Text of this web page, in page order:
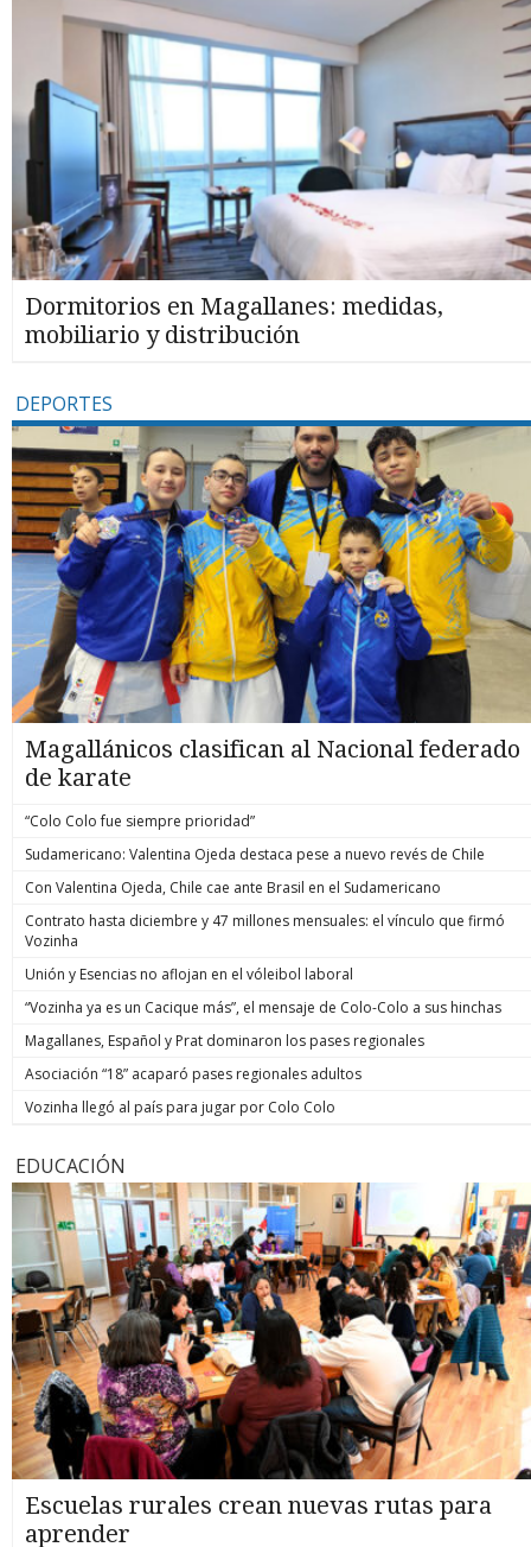
Dormitorios en Magallanes: medidas,
mobiliario y distribución
DEPORTES
Magallánicos clasifican al Nacional federado
de karate
“Colo Colo fue siempre prioridad”
Sudamericano: Valentina Ojeda destaca pese a nuevo revés de Chile
Con Valentina Ojeda, Chile cae ante Brasil en el Sudamericano
Contrato hasta diciembre y 47 millones mensuales: el vínculo que firmó
Vozinha
Unión y Esencias no aflojan en el vóleibol laboral
“Vozinha ya es un Cacique más”, el mensaje de Colo-Colo a sus hinchas
Magallanes, Español y Prat dominaron los pases regionales
Asociación “18” acaparó pases regionales adultos
Vozinha llegó al país para jugar por Colo Colo
EDUCACIÓN
Escuelas rurales crean nuevas rutas para
aprender